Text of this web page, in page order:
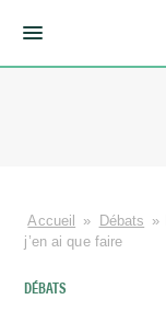
Accueil » Débats »
j’en ai que faire
DÉBATS